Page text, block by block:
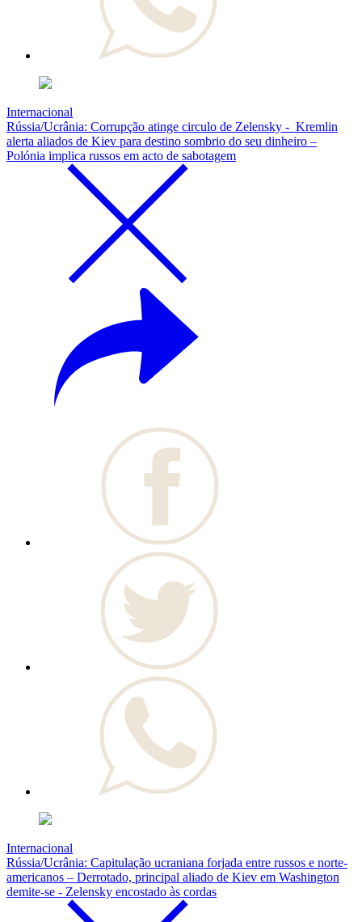
Internacional
Rússia/Ucrânia: Corrupção atinge circulo de Zelensky - Kremlin
alerta aliados de Kiev para destino sombrio do seu dinheiro –
Polónia implica russos em acto de sabotagem
Internacional
Rússia/Ucrânia: Capitulação ucraniana forjada entre russos e norte-
americanos – Derrotado, principal aliado de Kiev em Washington
demite-se - Zelensky encostado às cordas